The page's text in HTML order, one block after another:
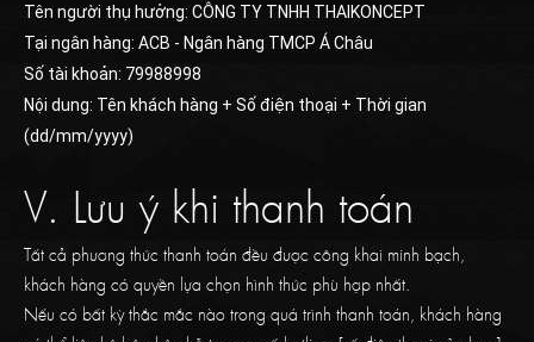
Tên người thụ hưởng: CÔNG TY TNHH THAIKONCEPT
Tại ngân hàng: ACB - Ngân hàng TMCP Á Châu
Số tài khoản: 79988998
Nội dung: Tên khách hàng + Số điện thoại + Thời gian
(dd/mm/yyyy)
V. Lưu ý khi thanh toán
Tất cả phương thức thanh toán đều được công khai minh bạch,
khách hàng có quyền lựa chọn hình thức phù hợp nhất.
Nếu có bất kỳ thắc mắc nào trong quá trình thanh toán, khách hàng